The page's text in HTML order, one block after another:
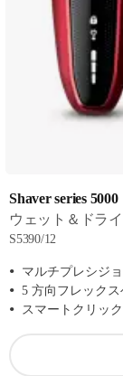
Shaver series 5000
ウェット＆ドラ
S5390/12
マルチプレシジ
5 方向フレックス
スマートクリッ